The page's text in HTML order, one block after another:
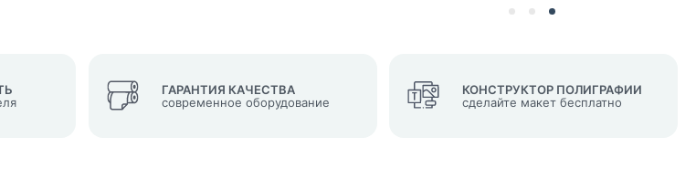
ГАРАНТИЯ КАЧЕСТВА
современное оборудование
КОНСТРУКТОР ПОЛИГРАФИИ
сделайте макет бесплатно